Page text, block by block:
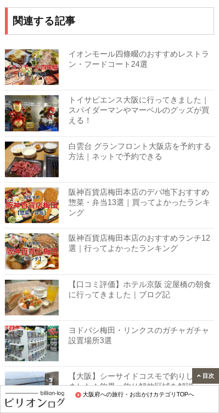
大阪府への旅行・お出かけカテゴリTOPへ
関連する記事
イオンモール四條畷のおすすめレストラ
ン・フードコート24選
トイサピエンス大阪に行ってきました｜
スパイダーマンやマーベルのグッズが買
える！
白雲台 グランフロント大阪店を予約する
方法｜ネットで予約できる
阪神百貨店梅田本店のデパ地下おすすめ
惣菜・弁当13選｜買ってよかったランキ
ング
阪神百貨店梅田本店のおすすめランチ12
選｜行ってよかったランキング
【口コミ評価】ホテル京阪 淀屋橋の朝食
に行ってきました｜ブログ記
ヨドバシ梅田・リンクスのガチャガチャ
設置場所3選
【大阪】シーサイドコスモで釣りしてき
ました！釣果・釣り解放区域を解説
目次